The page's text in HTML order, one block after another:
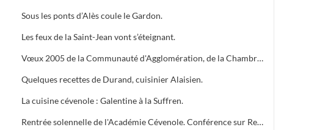
Sous les ponts d’Alès coule le Gardon.
Les feux de la Saint-Jean vont s’éteignant.
Vœux 2005 de la Communauté d'Agglomération, de la Chambre de Commerce, 5 bougies pour la Médiathèque
Quelques recettes de Durand, cuisinier Alaisien.
La cuisine cévenole : Galentine à la Suffren.
Rentrée solennelle de l'Académie Cévenole. Conférence sur Renoir et Albert ANDRE, une amitié (1894-1919)